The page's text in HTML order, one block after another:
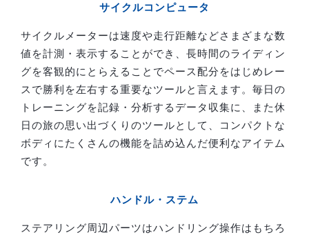
サイクルコンピュータ
サイクルメーターは速度や走行距離などさまざまな数
値を計測・表示することができ、長時間のライディン
グを客観的にとらえることでペース配分をはじめレー
スで勝利を左右する重要なツールと言えます。毎日の
トレーニングを記録・分析するデータ収集に、また休
日の旅の思い出づくりのツールとして、コンパクトな
ボディにたくさんの機能を詰め込んだ便利なアイテム
です。
ハンドル・ステム
ステアリング周辺パーツはハンドリング操作はもちろ